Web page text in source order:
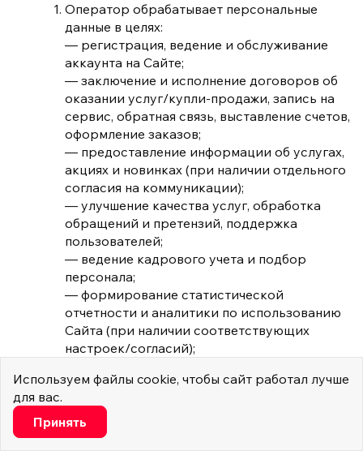
Оператор обрабатывает персональные
данные в целях:
— регистрация, ведение и обслуживание
аккаунта на Сайте;
— заключение и исполнение договоров об
оказании услуг/купли-продажи, запись на
сервис, обратная связь, выставление счетов,
оформление заказов;
— предоставление информации об услугах,
акциях и новинках (при наличии отдельного
согласия на коммуникации);
— улучшение качества услуг, обработка
обращений и претензий, поддержка
пользователей;
— ведение кадрового учета и подбор
персонала;
— формирование статистической
отчетности и аналитики по использованию
Сайта (при наличии соответствующих
настроек/согласий);
законодательством РФ.
Категории субъектов и состав обрабатываемых
персональных данных
Используем файлы cookie, чтобы сайт работал лучше
для вас.
Настроить
Минимальные
Принять